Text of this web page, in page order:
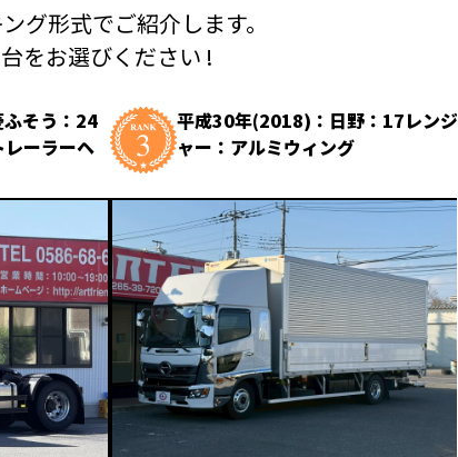
グ形式でご紹介します。
をお選びください !
そう：24
ーラーヘ
平成30年(2018)：日野：17レンジ
ャー：アルミウィング